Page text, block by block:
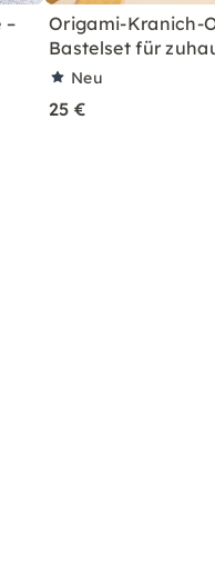
–
Origami-Kranich-
Bastelset für
Neu
25 €